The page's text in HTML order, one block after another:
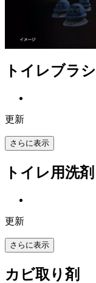
トイレブラシ
更新
さらに表示
トイレ用洗剤
更新
さらに表示
カビ取り剤